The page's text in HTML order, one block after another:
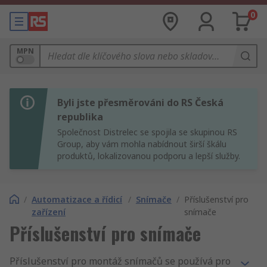
0
MPN
Byli jste přesměrováni do RS Česká
republika
Společnost Distrelec se spojila se skupinou RS
Group, aby vám mohla nabídnout širší škálu
produktů, lokalizovanou podporu a lepší služby.
/ Automatizace a řídicí
zařízení
/ Snímače / Příslušenství pro
snímače
Příslušenství pro snímače
Příslušenství pro montáž snímačů se používá pro